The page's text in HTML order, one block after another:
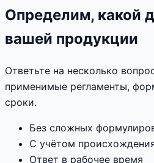
Определим, какой
вашей продукции
Ответьте на несколько
применимые регламенты,
сроки.
Без сложных
С учётом
Ответ в рабочее время